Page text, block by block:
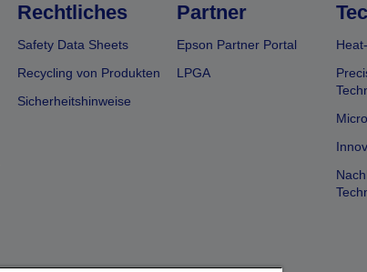
Rechtliches
Safety Data Sheets
Recycling von Produkten
Sicherheitshinweise
Partner
Epson Partner Portal
LPGA